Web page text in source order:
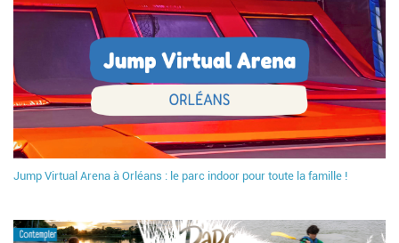
Jump Virtual Arena à Orléans : le parc indoor pour toute la famille !